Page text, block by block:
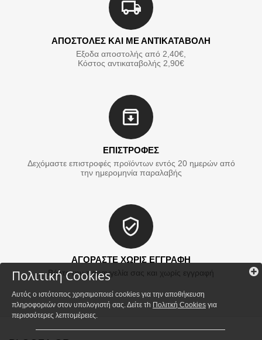
ΑΠΟΣΤΟΛΕΣ ΚΑΙ ΜΕ ΑΝΤΙΚΑΤΑΒΟΛΗ
Εξοδα αποστολής από 2,40€,
Κόστος αντικαταβολής 2,90€
ΕΠΙΣΤΡΟΦΕΣ
Δεχόμαστε επιστροφές προϊόντων εντός 20 ημερών από
την ημερομηνία παραλαβής
ΑΓΟΡΑΣΤΕ ΧΩΡΙΣ ΕΓΓΡΑΦΗ
Βάλτε την παραγγελία σας και χωρίς εγγραφή
Πολιτική Cookies
Αυτός ο ιστότοπος χρησιμοποιεί cookies για την αποθήκευση
πληροφοριών στον υπολογιστή σας. Δείτε τh Πολιτκή Cookies για
περισσότερες λεπτομέρειες.